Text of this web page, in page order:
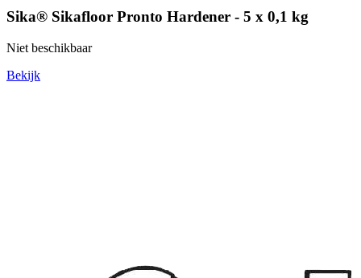
Sika® Sikafloor Pronto Hardener - 5 x 0,1 kg
Niet beschikbaar
Bekijk